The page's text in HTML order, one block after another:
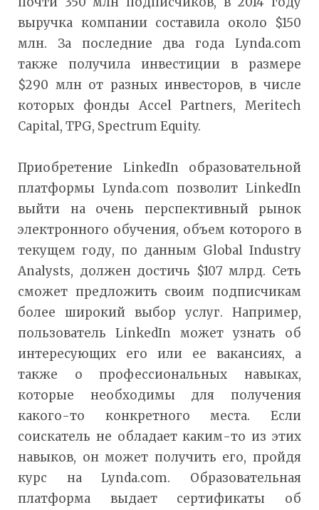
выручка компании составила около $150
млн. За последние два года Lynda.com
также получила инвестиции в размере
$290 млн от разных инвесторов, в числе
которых фонды Accel Partners, Meritech
Capital, TPG, Spectrum Equity.
Приобретение LinkedIn образовательной
платформы Lynda.com позволит LinkedIn
выйти на очень перспективный рынок
электронного обучения, объем которого в
текущем году, по данным Global Industry
Analysts, должен достичь $107 млрд. Сеть
сможет предложить своим подписчикам
более широкий выбор услуг. Например,
пользователь LinkedIn может узнать об
интересующих его или ее вакансиях, а
также о профессиональных навыках,
которые необходимы для получения
какого-то конкретного места. Если
соискатель не обладает каким-то из этих
навыков, он может получить его, пройдя
курс на Lynda.com. Образовательная
платформа выдает сертификаты об